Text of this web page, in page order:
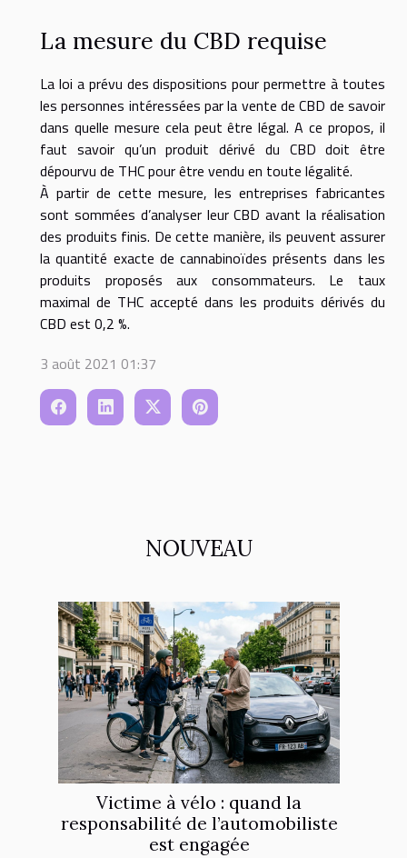
NOUVEAU
Victime à vélo : quand la
responsabilité de l’automobiliste
est engagée
La mesure du CBD requise
La loi a prévu des dispositions pour permettre à toutes
les personnes intéressées par la vente de CBD de savoir
dans quelle mesure cela peut être légal. A ce propos, il
faut savoir qu’un produit dérivé du CBD doit être
dépourvu de THC pour être vendu en toute légalité.
À partir de cette mesure, les entreprises fabricantes
sont sommées d’analyser leur CBD avant la réalisation
des produits finis. De cette manière, ils peuvent assurer
la quantité exacte de cannabinoïdes présents dans les
produits proposés aux consommateurs. Le taux
maximal de THC accepté dans les produits dérivés du
CBD est 0,2 %.
3 août 2021 01:37